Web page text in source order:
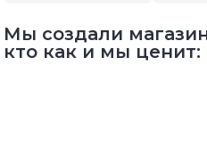
Мы создали
кто как и мы ценит: